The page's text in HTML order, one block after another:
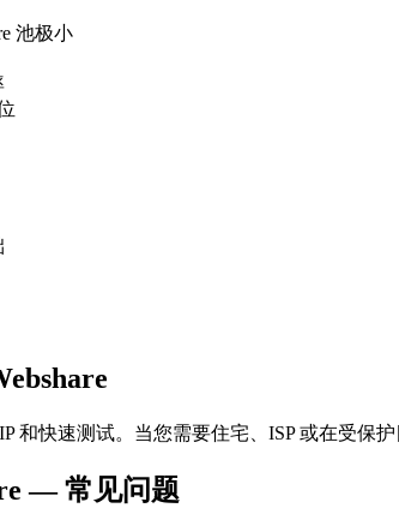
池极小
和快速测试。当您需要住宅、ISP 或在受保
— 常见问题